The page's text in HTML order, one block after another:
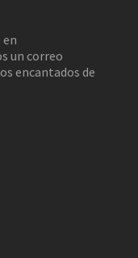
en
un correo
encantados de